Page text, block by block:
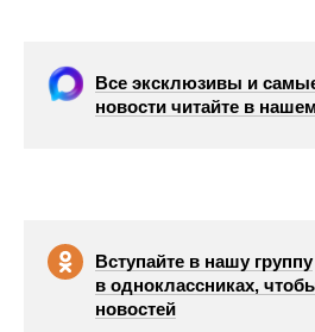
Все эксклюзивы и
новости читайте в
Вступайте в нашу группу
в одноклассниках,
новостей